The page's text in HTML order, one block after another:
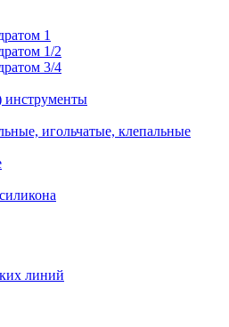
1
1/2
3/4
инструменты
игольчатые, клепальные
линий